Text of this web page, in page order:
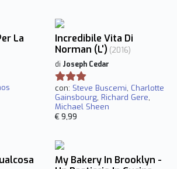
La
Incredibile Vita Di
Norman (L') (2016)
di Joseph Cedar
con: Steve Buscemi, Charlotte
Gainsbourg, Richard Gere,
Michael Sheen
€ 9,99
My Bakery In Brooklyn -